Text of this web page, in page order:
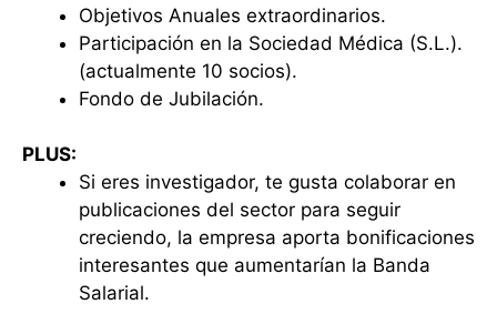
Objetivos Anuales extraordinarios.
Participación en la Sociedad Médica (S.L.).
(actualmente 10 socios).
Fondo de Jubilación.
PLUS:
Si eres investigador, te gusta colaborar en
publicaciones del sector para seguir
creciendo, la empresa aporta bonificaciones
interesantes que aumentarían la Banda
Salarial.